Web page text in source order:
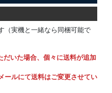
（実機と一緒なら同梱可能で
いた場合、個々に送料が追加
ールにて送料はご変更させてい